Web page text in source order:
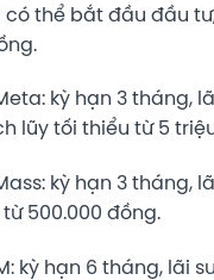
thể bắt đầu đầu
kỳ hạn 3 tháng,
lũy tối thiểu từ 5
kỳ hạn 3 tháng,
500.000 đồng.
kỳ hạn 6 tháng, lãi